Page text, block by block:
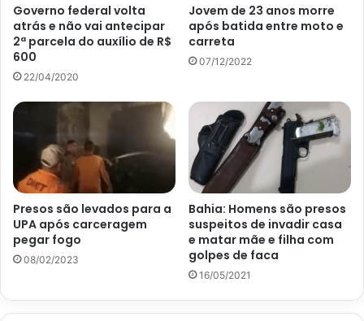
Governo federal volta
atrás e não vai antecipar
2ª parcela do auxílio de R$
600
22/04/2020
Jovem de 23 anos morre
após batida entre moto e
carreta
07/12/2022
Presos são levados para a
UPA após carceragem
pegar fogo
08/02/2023
Bahia: Homens são presos
suspeitos de invadir casa
e matar mãe e filha com
golpes de faca
16/05/2021